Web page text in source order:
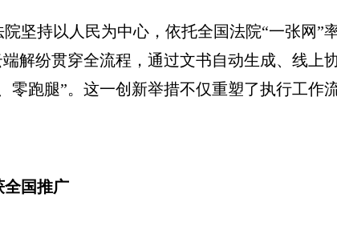
持以人民为中心，依托全国法院“一张网”
解纷贯穿全流程，通过文书自动生成、线上
零跑腿”。这一创新举措不仅重塑了执行工作
全国推广